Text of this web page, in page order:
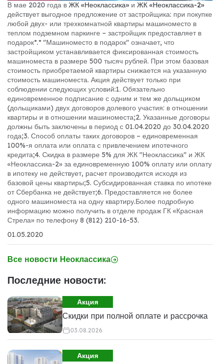
В мае 2020 года в ЖК «Неоклассика» и ЖК «Неоклассика-2»
действует выгодное предложение от застройщика: при покупке
любой двух- или трехкомнатной квартиры машиноместо в
теплом подземном паркинге – застройщик предоставляет в
подарок*.* "Машиноместо в подарок" означает, что
застройщиком устанавливается фиксированная стоимость
машиноместа в размере 500 тысяч рублей. При этом базовая
стоимость приобретаемой квартиры снижается на указанную
стоимость машиноместа. Акция действует только при
соблюдении следующих условий:1. Обязательно
единовременное подписание с одним и тем же дольщиком
(дольщиками) двух договоров долевого участия: в отношении
квартиры и в отношении машиноместа;2. Указанные договоры
должны быть заключены в период с 01.04.2020 до 30.04.2020
года;3. Способ оплаты таких договоров – единовременная
100%-я оплата или оплата с привлечением ипотечного
кредита;4. Скидка в размере 5% для ЖК "Неоклассика" и ЖК
«Неоклассика-2» за единовременную 100% оплату или оплату
в ипотеку не действует, расчет производится исходя из
базовой цены квартиры;5. Субсидированная ставка по ипотеке
от Сбербанка не действует;6. Предоставляется не более
одного машиноместа на одну квартиру.Более подробную
информацию можно получить в отделе продаж ГК «Красная
Стрела» по телефону 8 (812) 210-16-53.
01.05.2020
Все новости Неоклассика
Последние новости:
Акция
Скидки при полной оплате и рассрочка
03.08.2026
Акция